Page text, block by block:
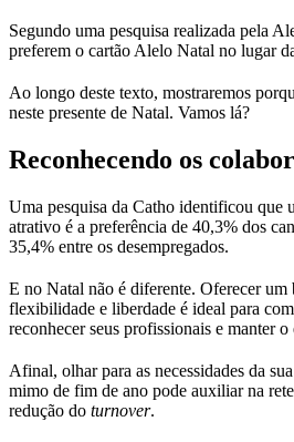
Segundo uma pesquisa realizada pela
preferem o cartão Alelo Natal no lugar
Ao longo deste texto, mostraremos
neste presente de Natal. Vamos lá?
Reconhecendo os
Uma pesquisa da Catho identificou que
atrativo é a preferência de 40,3% dos
35,4% entre os desempregados.
E no Natal não é diferente. Oferecer um
flexibilidade e liberdade é ideal para
reconhecer seus profissionais e manter
Afinal, olhar para as necessidades da
mimo de fim de ano pode auxiliar na
redução do turnover.